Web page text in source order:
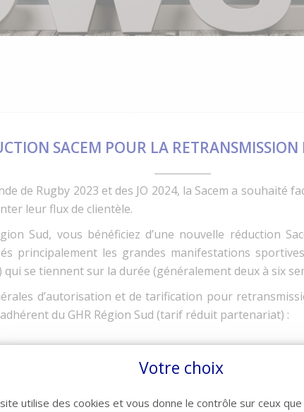
SACEM POUR LA RETRANSMISSION
de Rugby 2023 et des JO 2024, la Sacem a souhaité
leur flux de clientèle.
Sud, vous bénéficiez d’une nouvelle réduction
principalement les grandes manifestations
se tiennent sur la durée (généralement deux à six
d’autorisation et de tarification pour
du GHR Région Sud (tarif réduit partenariat) :
tarification pour retransmission d’événements sportifs
Votre choix
utilise des cookies et vous donne le contrôle sur ceux